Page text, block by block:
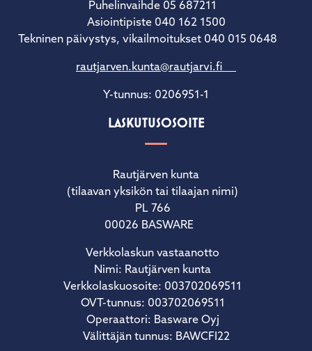
Puhelinvaihde 05 687211
Asiointipiste 040 162 1500
Tekninen päivystys, vikailmoitukset 040 015 0648
rautjarven.kunta@rautjarvi.fi
Y-tunnus: 0206951-1
LASKUTUSOSOITE
Rautjärven kunta
(tilaavan yksikön tai tilaajan nimi)
PL 766
00026 BASWARE
Verkkolaskun vastaanotto
Nimi: Rautjärven kunta
Verkkolaskuosoite: 003702069511
OVT-tunnus: 003702069511
Operaattori: Basware Oyj
Välittäjän tunnus: BAWCFI22